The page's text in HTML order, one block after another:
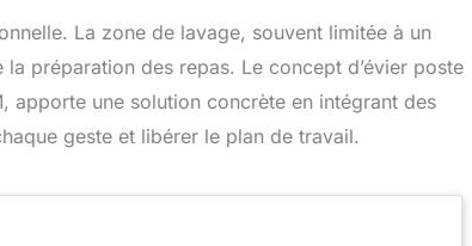
La zone de lavage, souvent limitée à un
préparation des repas. Le concept d’évier poste
apporte une solution concrète en intégrant des
geste et libérer le plan de travail.